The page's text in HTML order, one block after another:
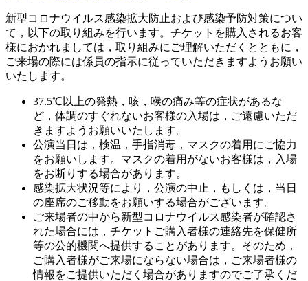
新型コロナウイルス感染拡大防止および感染予防対策につい
て，以下の取り組みを行います。チケットを購入されるお客
様におかれましては，取り組みにご理解いただくとともに，
ご来場の際には係員の指示に従っていただきますようお願い
いたします。
37.5℃以上の発熱，咳，喉の痛み等の症状があるな
ど，体調のすぐれないお客様の入場は，ご遠慮いただ
きますようお願いいたします。
公演当日は，検温，手指消毒，マスクの着用にご協力
をお願いします。マスクの着用がないお客様は，入場
をお断りする場合があります。
感染拡大状況等により，公演の中止，もしくは，当日
の座席のご移動をお願いする場合がございます。
ご来場者の中から新型コロナウイルス感染者が確認さ
れた場合には，チケットご購入者様の連絡先を保健所
等の公的機関へ提供することがあります。そのため，
ご購入者様がご来場にならない場合は，ご来場者様の
情報をご提供いただく場合がありますのでご了承くだ